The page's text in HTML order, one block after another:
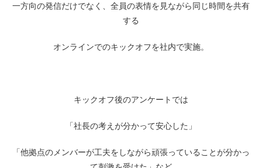
一方向の発信だけでなく、全員の表情を見ながら同じ時間を共有
する
オンラインでのキックオフを社内で実施。
キックオフ後のアンケートでは
「社長の考えが分かって安心した」
「他拠点のメンバーが工夫をしながら頑張っていることが分かっ